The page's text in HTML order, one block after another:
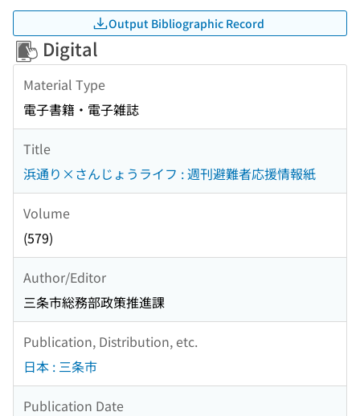
Output Bibliographic Record
Digital
Material Type
電子書籍・電子雑誌
Title
浜通り×さんじょうライフ : 週刊避難者応援情報紙
Volume
(579)
Author/Editor
三条市総務部政策推進課
Publication, Distribution, etc.
日本 : 三条市
Publication Date